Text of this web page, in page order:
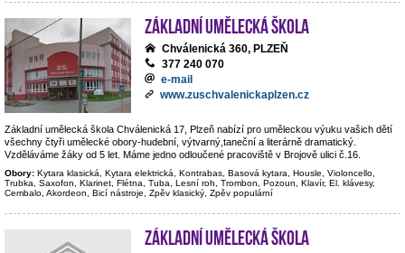
Základní umělecká škola
Chválenická 360, PLZEŇ
377 240 070
e-mail
www.zuschvalenickaplzen.cz
Základní umělecká škola Chválenická 17, Plzeň nabízí pro uměleckou výuku vašich dětí
všechny čtyři umělecké obory-hudební, výtvarný,taneční a literárně dramatický.
Vzděláváme žáky od 5 let. Máme jedno odloučené pracoviště v Brojově ulici č.16.
Obory: Kytara klasická, Kytara elektrická, Kontrabas, Basová kytara, Housle, Violoncello,
Trubka, Saxofon, Klarinet, Flétna, Tuba, Lesní roh, Trombon, Pozoun, Klavír, El. klávesy,
Cembalo, Akordeon, Bicí nástroje, Zpěv klasický, Zpěv populární
Základní umělecká škola